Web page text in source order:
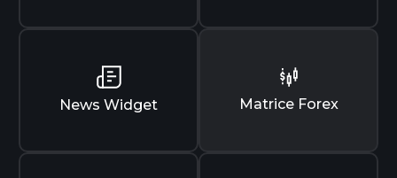
News Widget Matrice Forex